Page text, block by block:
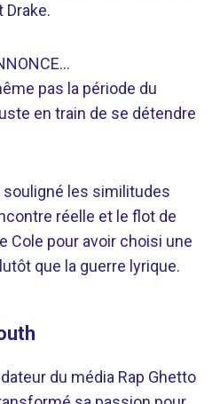
pas la période du
en train de se détendre
les similitudes
réelle et le flot de
Cole pour avoir choisi une
que la guerre lyrique.
du média Rap Ghetto